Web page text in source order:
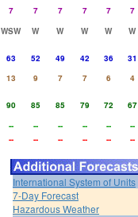
7 7 7 7 7 7
WSW W W W W W
63 52 49 42 36 31
13 9 7 7 6 4
90 85 85 79 72 67
-- -- -- -- -- --
-- -- -- -- -- --
International System of Units
7-Day Forecast
Hazardous Weather